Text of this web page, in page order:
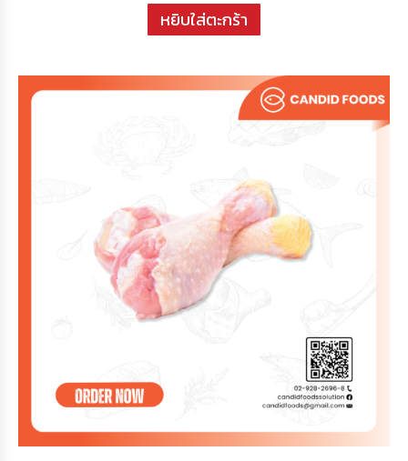
หยิบใส่ตะกร้า